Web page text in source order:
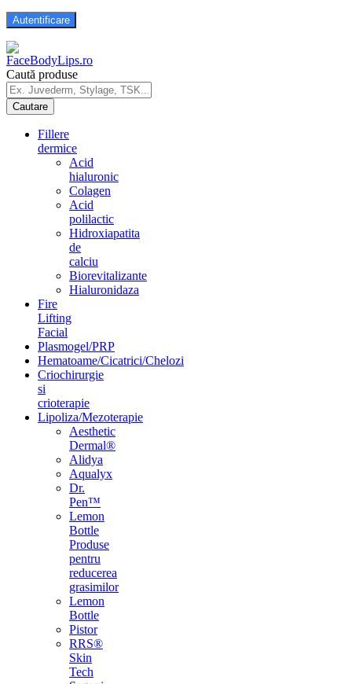
Caută produse
Fillere
dermice
Acid
hialuronic
Colagen
Acid
polilactic
Hidroxiapatita
de
calciu
Biorevitalizante
Hialuronidaza
Fire
Lifting
Facial
Plasmogel/PRP
Hematoame/Cicatrici/Chelozi
Criochirurgie
si
crioterapie
Lipoliza/Mezoterapie
Aesthetic
Dermal®
Alidya
Aqualyx
Dr.
Pen™
Lemon
Bottle
Produse
pentru
reducerea
grasimilor
Lemon
Bottle
Pistor
RRS®
Skin
Tech